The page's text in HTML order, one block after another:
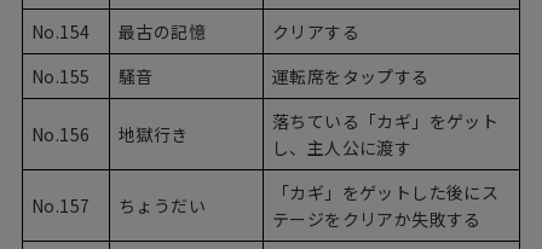
No.154
最古の記憶
クリアする
No.155
騒音 運転席をタップする
No.156 地獄行き
落ちている「カギ」をゲット
し、主人公に渡す
No.157 ちょうだい
「カギ」をゲットした後にス
テージをクリアか失敗する